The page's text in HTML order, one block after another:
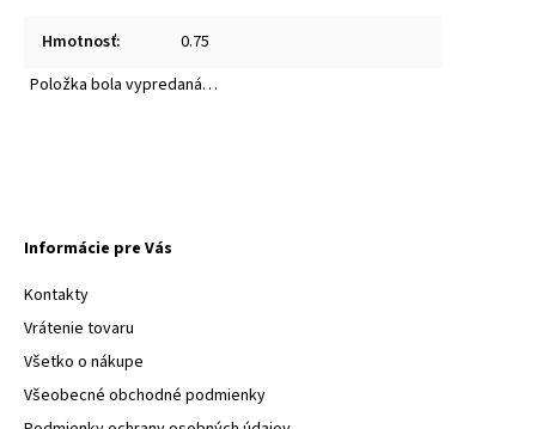
Hmotnosť:
0.75
Položka bola vypredaná…
Informácie pre Vás
Kontakty
Vrátenie tovaru
Všetko o nákupe
Všeobecné obchodné podmienky